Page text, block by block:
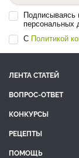
Подписываясь
персональных
С Политикой
ЛЕНТА СТАТЕЙ
ВОПРОС-ОТВЕТ
КОНКУРСЫ
РЕЦЕПТЫ
ПОМОЩЬ